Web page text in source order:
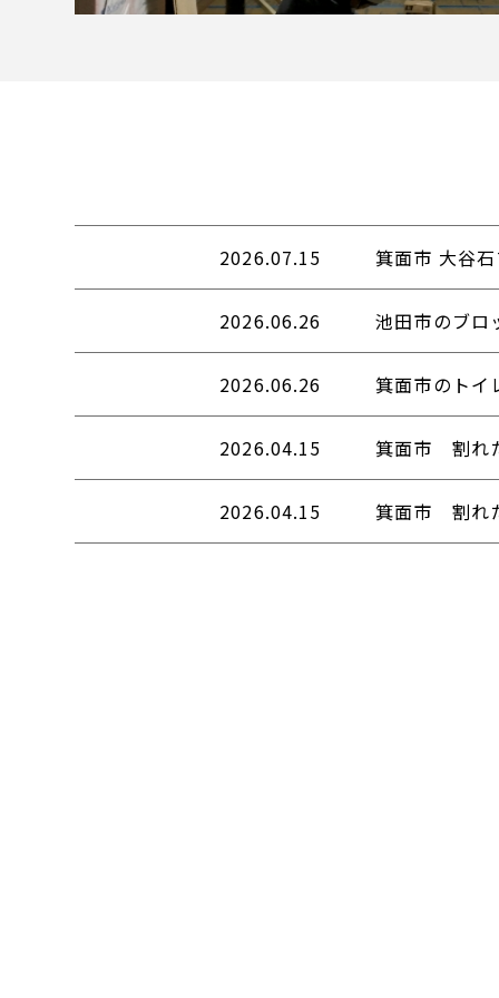
2026.07.15 箕面市 大谷
2026.06.26 池田市のブロ
2026.06.26 箕面市のトイ
2026.04.15 箕面市 割れ
2026.04.15 箕面市 割れ